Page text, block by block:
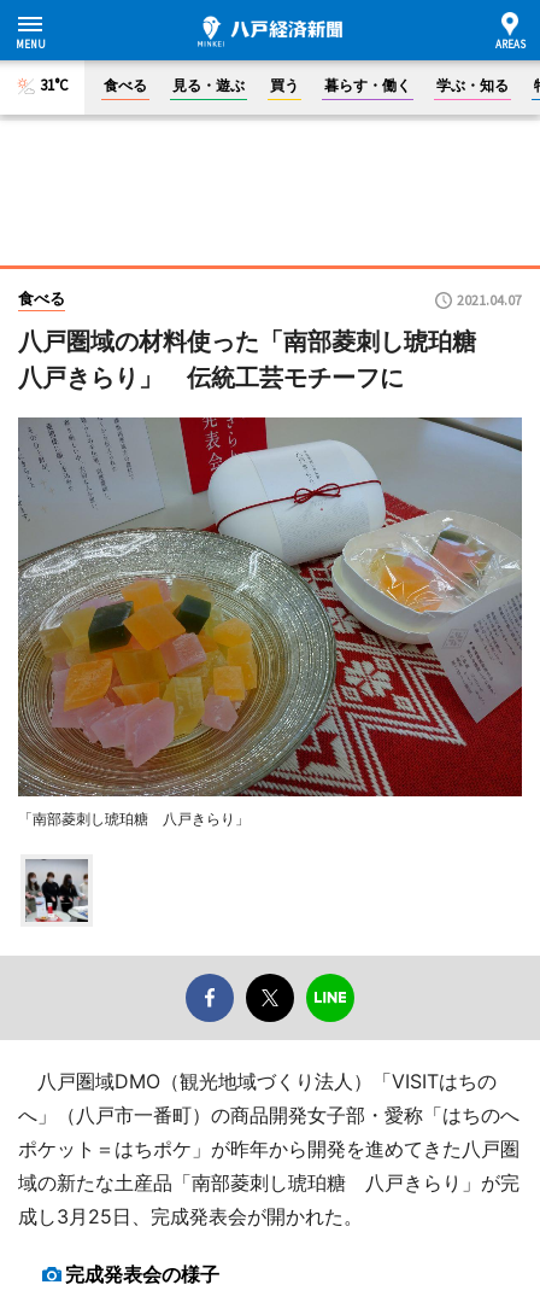
31°C 食べる 見る・遊ぶ 買う 暮らす・働く 学ぶ・知る
食べる 2021.04.07
八戸圏域の材料使った「南部菱刺し琥珀糖
八戸きらり」 伝統工芸モチーフに
「南部菱刺し琥珀糖 八戸きらり」
八戸圏域DMO（観光地域づくり法人）「VISITはちの
へ」（八戸市一番町）の商品開発女子部・愛称「はちのへ
ポケット＝はちポケ」が昨年から開発を進めてきた八戸圏
域の新たな土産品「南部菱刺し琥珀糖 八戸きらり」が完
成し3月25日、完成発表会が開かれた。
完成発表会の様子